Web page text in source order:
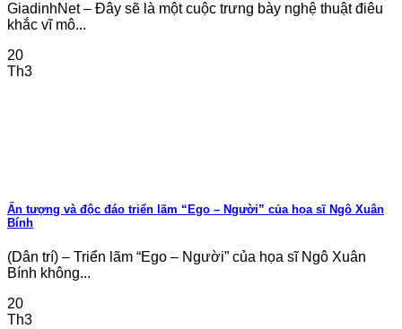
GiadinhNet – Đây sẽ là một cuộc trưng bày nghệ thuật điêu
khắc vĩ mô...
20
Th3
Ấn tượng và độc đáo triển lãm “Ego – Người” của họa sĩ Ngô Xuân
Bính
(Dân trí) – Triển lãm “Ego – Người” của họa sĩ Ngô Xuân
Bính không...
20
Th3